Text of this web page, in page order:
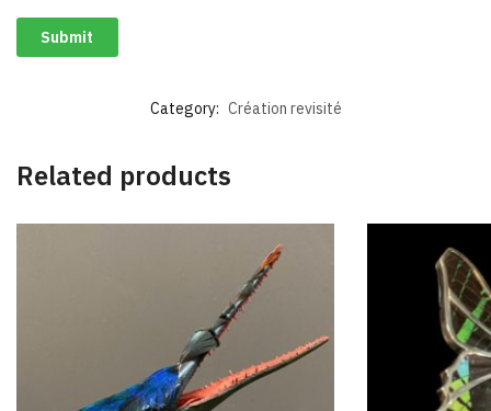
r
n
t
Category: Création revisité
Related products